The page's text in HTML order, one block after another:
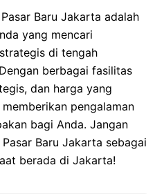
Baru Jakarta adalah
yang mencari
di tengah
berbagai fasilitas
dan harga yang
pengalaman
bagi Anda. Jangan
Baru Jakarta sebagai
berada di Jakarta!